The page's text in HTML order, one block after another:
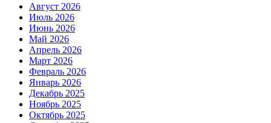
Август 2026
Июль 2026
Июнь 2026
Май 2026
Апрель 2026
Март 2026
Февраль 2026
Январь 2026
Декабрь 2025
Ноябрь 2025
Октябрь 2025